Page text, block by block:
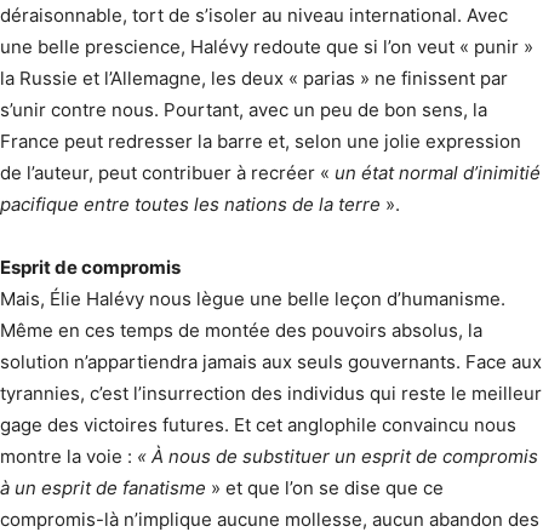
déraisonnable, tort de s’isoler au niveau international. Avec
une belle prescience, Halévy redoute que si l’on veut « punir »
la Russie et l’Allemagne, les deux « parias » ne finissent par
s’unir contre nous. Pourtant, avec un peu de bon sens, la
France peut redresser la barre et, selon une jolie expression
de l’auteur, peut contribuer à recréer « un état normal d’inimitié
pacifique entre toutes les nations de la terre ».
Esprit de compromis
Mais, Élie Halévy nous lègue une belle leçon d’humanisme.
Même en ces temps de montée des pouvoirs absolus, la
solution n’appartiendra jamais aux seuls gouvernants. Face aux
tyrannies, c’est l’insurrection des individus qui reste le meilleur
gage des victoires futures. Et cet anglophile convaincu nous
montre la voie : « À nous de substituer un esprit de compromis
à un esprit de fanatisme » et que l’on se dise que ce
compromis-là n’implique aucune mollesse, aucun abandon des